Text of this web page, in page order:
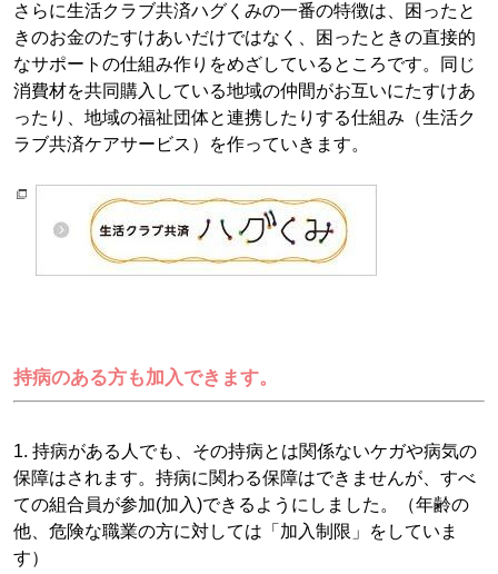
さらに生活クラブ共済ハグくみの一番の特徴は、困ったと
きのお金のたすけあいだけではなく、困ったときの直接的
なサポートの仕組み作りをめざしているところです。同じ
消費材を共同購入している地域の仲間がお互いにたすけあ
ったり、地域の福祉団体と連携したりする仕組み（生活ク
ラブ共済ケアサービス）を作っていきます。
持病のある方も加入できます。
1. 持病がある人でも、その持病とは関係ないケガや病気の
保障はされます。持病に関わる保障はできませんが、すべ
ての組合員が参加(加入)できるようにしました。（年齢の
他、危険な職業の方に対しては「加入制限」をしていま
す）